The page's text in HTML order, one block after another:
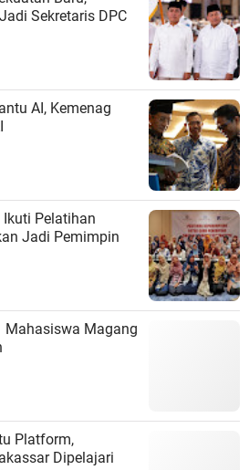
Sekretaris DPC
AI, Kemenag
Ikuti Pelatihan
Jadi Pemimpin
Mahasiswa Magang
Platform,
Dipelajari